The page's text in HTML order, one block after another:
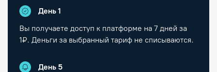
День 1
Вы получаете доступ к платформе на 7 дней за
1₽. Деньги за выбранный тариф не списываются.
День 5